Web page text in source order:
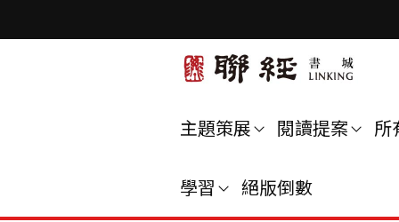
主題策展 閱讀提案 所
學習 絕版倒數